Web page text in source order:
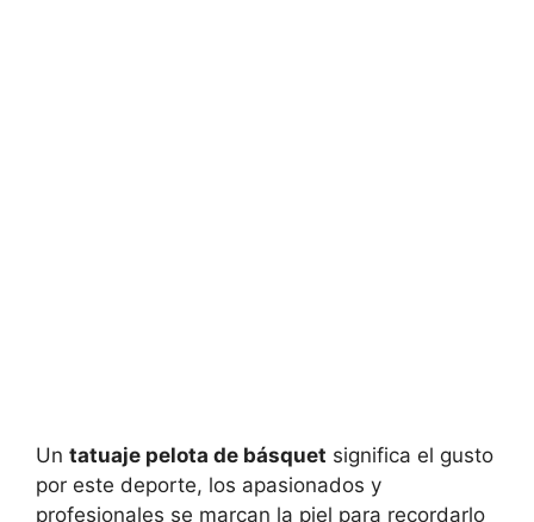
Un tatuaje pelota de básquet significa el gusto
por este deporte, los apasionados y
profesionales se marcan la piel para recordarlo